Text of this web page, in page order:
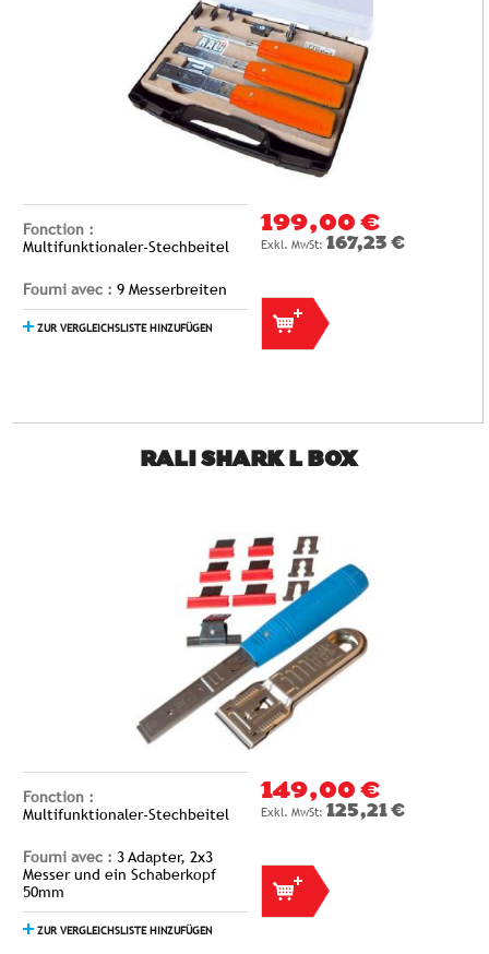
Fonction :
Multifunktionaler-Stechbeitel
Fourni avec : 9 Messerbreiten
ZUR VERGLEICHSLISTE HINZUFÜGEN
199,00 €
167,23 €
RALI SHARK L BOX
Fonction :
Multifunktionaler-Stechbeitel
Fourni avec : 3 Adapter, 2x3
Messer und ein Schaberkopf
50mm
ZUR VERGLEICHSLISTE HINZUFÜGEN
149,00 €
125,21 €